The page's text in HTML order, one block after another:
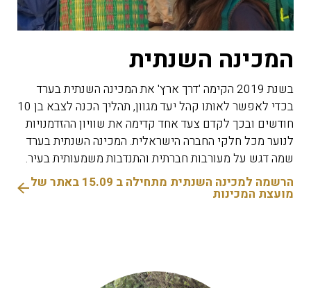
המכינה השנתית
בשנת 2019 הקימה 'דרך ארץ' את המכינה השנתית בערד
בכדי לאפשר לאותו קהל יעד מגוון, תהליך הכנה לצבא בן 10
חודשים ובכך לקדם צעד אחד קדימה את שוויון ההזדמנויות
לנוער מכל חלקי החברה הישראלית. המכינה השנתית בערד
שמה דגש על מעורבות חברתית והתנדבות משמעותית בעיר.
הרשמה למכינה השנתית מתחילה ב 15.09 באתר של
מועצת המכינות